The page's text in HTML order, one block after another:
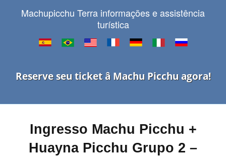
Machupicchu Terra informações e assistência
turística
Reserve seu ticket â Machu Picchu agora!
Ingresso Machu Picchu +
Huayna Picchu Grupo 2 –